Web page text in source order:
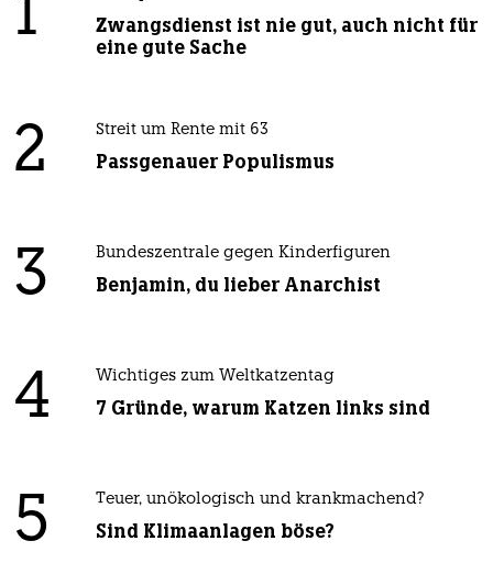
1
Zwangsdienst ist nie gut, auch nicht für
eine gute Sache
2 Streit um Rente mit 63
Passgenauer Populismus
3 Bundeszentrale gegen Kinderfiguren
Benjamin, du lieber Anarchist
4 Wichtiges zum Weltkatzentag
7 Gründe, warum Katzen links sind
5 Teuer, unökologisch und krankmachend?
Sind Klimaanlagen böse?